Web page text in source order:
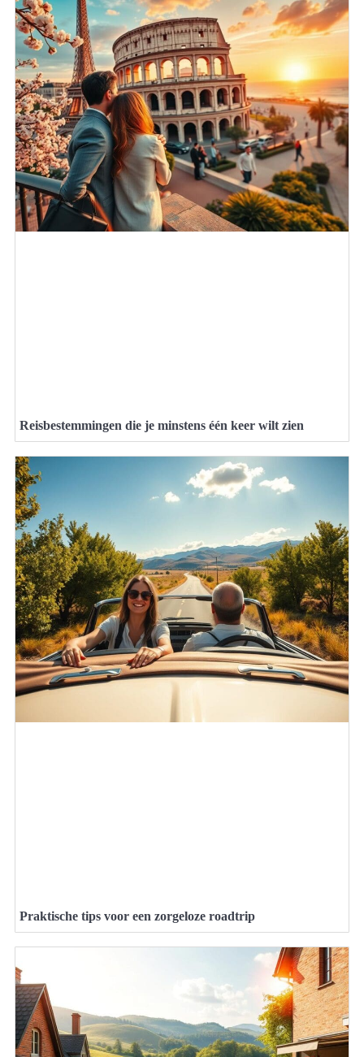
Reisbestemmingen die je minstens één keer wilt zien
Praktische tips voor een zorgeloze roadtrip